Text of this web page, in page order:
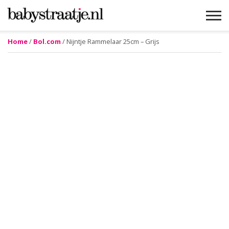
MAMAVLOGS
ZWANGER
BABY
LIFESTYLE
MUSTHAVES
CELEBS
ADVIES
WEBSHOPS
GRATIS
WIN
KORTINGEN
Home/ Bol.com / Nijntje Rammelaar 25cm – Grijs